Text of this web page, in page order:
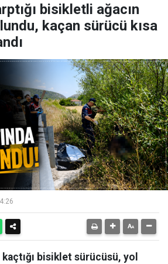
bisikletli ağacın
kaçan sürücü kısa
bisiklet sürücüsü, yol